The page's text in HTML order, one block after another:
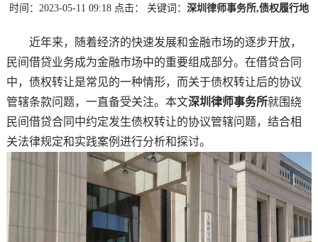
时间：2023-05-11 09:18 点击： 关键词： 深圳律师事务所,债权履行地
近年来，随着经济的快速发展和金融市场的逐步开放，
民间借贷业务成为金融市场中的重要组成部分。在借贷合同
中，债权转让是常见的一种情形，而关于债权转让后的协议
管辖条款问题，一直备受关注。本文深圳律师事务所就围绕
民间借贷合同中约定发生债权转让的协议管辖问题，结合相
关法律规定和实践案例进行分析和探讨。